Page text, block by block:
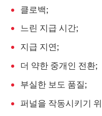
클로백;
느린 지급 시간;
지급 지연;
더 약한 중개인 전환;
부실한 보도 품질;
퍼널을 작동시키기